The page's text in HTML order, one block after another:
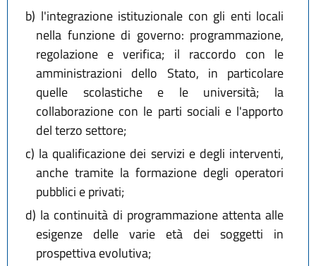
b) l'integrazione istituzionale con gli enti locali
nella funzione di governo: programmazione,
regolazione e verifica; il raccordo con le
amministrazioni dello Stato, in particolare
quelle scolastiche e le università; la
collaborazione con le parti sociali e l'apporto
del terzo settore;
c) la qualificazione dei servizi e degli interventi,
anche tramite la formazione degli operatori
pubblici e privati;
d) la continuità di programmazione attenta alle
esigenze delle varie età dei soggetti in
prospettiva evolutiva;